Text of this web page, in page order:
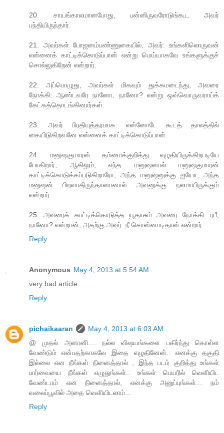
20. சாயங்காலமானபோது, பன்னிருவரோடுங்கூட அவர்
பந்தியிருந்தார்.
21. அவர்கள் போஜனம்பண்ணுகையில், அவர்: உங்களிலொருவன்
என்னைக் காட்டிக்கொடுப்பான் என்று மெய்யாகவே உங்களுக்குச்
சொல்லுகிறேன் என்றார்.
22. அப்பொழுது, அவர்கள் மிகவும் துக்கமடைந்து, அவரை
நோக்கி: ஆண்டவரே நானோ, நானோ? என்று ஒவ்வொருவராய்க்
கேட்கத்தொடங்கினார்கள்.
23. அவர் பிரதியுத்தரமாக: என்னோடே கூடத் தாலத்தில்
கையிடுகிறவனே என்னைக் காட்டிக்கொடுப்பான்.
24. மனுஷகுமாரன் தம்மைக்குறித்து எழுதியிருக்கிறபடியே
போகிறார்; ஆகிலும், எந்த மனுஷனால் மனுஷகுமாரன்
காட்டிக்கொடுக்கப்படுகிறாரோ, அந்த மனுஷனுக்கு ஐயோ; அந்த
மனுஷன் பிறவாதிருந்தானானால் அவனுக்கு நலமாயிருக்கும்
என்றார்.
25. அவரைக் காட்டிக்கொடுத்த யூதாசும் அவரை நோக்கி: ரபீ,
நானோ? என்றான்; அதற்கு அவர்: நீ சொன்னபடிதான் என்றார்.
Reply
Anonymous May 4, 2013 at 5:54 AM
very bad article
Reply
pichaikaaran
May 4, 2013 at 6:03 AM
@ முதல் அனானி.... நல்ல விஷயங்களை பகிர்ந்து கொள்ள
வேண்டும் என்பதற்காகவே இதை எழுதினேன்.. எனக்கு தகுதி
இல்லை என நீங்கள் நினைத்தால் , இந்த படம் குறித்து உங்கள்
பார்வையை நீங்கள் எழுதுங்கள்.. உங்கள் பெயரில் வெளியிட
வேண்டாம் என நினைத்தால், எனக்கு அனுப்புங்கள்... நம்
வலைப்பூவில் அதை வெளியிடலாம்...
Reply